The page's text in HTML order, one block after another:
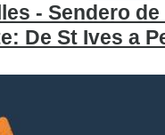
- Sendero
De St Ives a